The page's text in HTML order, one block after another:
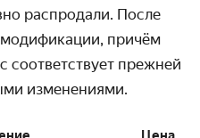
распродали. После
модификации, причём
соответствует прежней
изменениями.